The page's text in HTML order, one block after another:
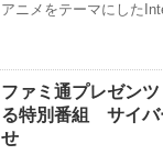
アニメをテーマにした
ファミ通プレゼン
る特別番組 サイバ
せ